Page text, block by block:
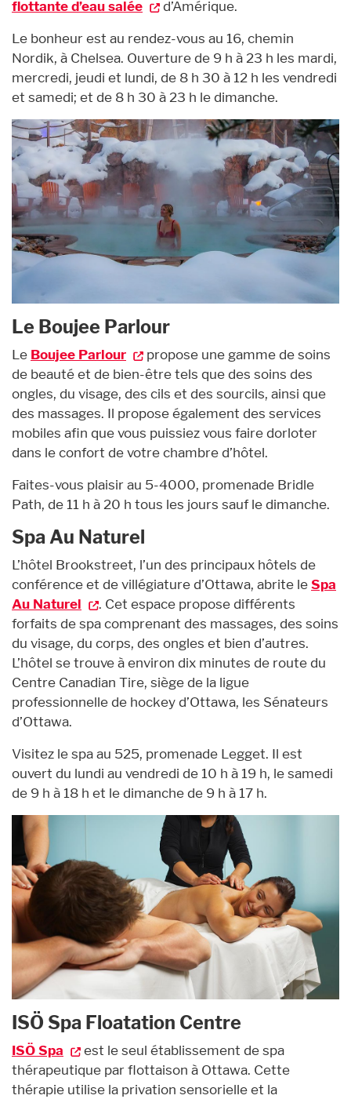
flottante d’eau salée
d’Amérique.
Le bonheur est au rendez-vous au 16, chemin
Nordik, à Chelsea. Ouverture de 9 h à 23 h les mardi,
mercredi, jeudi et lundi, de 8 h 30 à 12 h les vendredi
et samedi; et de 8 h 30 à 23 h le dimanche.
Le Boujee Parlour
Le Boujee Parlour
propose une gamme de soins
de beauté et de bien-être tels que des soins des
ongles, du visage, des cils et des sourcils, ainsi que
des massages. Il propose également des services
mobiles afin que vous puissiez vous faire dorloter
dans le confort de votre chambre d’hôtel.
Faites-vous plaisir au 5-4000, promenade Bridle
Path, de 11 h à 20 h tous les jours sauf le dimanche.
Spa Au Naturel
L’hôtel Brookstreet, l’un des principaux hôtels de
conférence et de villégiature d’Ottawa, abrite leSpa
Au Naturel
. Cet espace propose différents
forfaits de spa comprenant des massages, des soins
du visage, du corps, des ongles et bien d’autres.
L’hôtel se trouve à environ dix minutes de route du
Centre Canadian Tire, siège de la ligue
professionnelle de hockey d’Ottawa, les Sénateurs
d’Ottawa.
Visitez le spa au 525, promenade Legget. Il est
ouvert du lundi au vendredi de 10 h à 19 h, le samedi
de 9 h à 18 h et le dimanche de 9 h à 17 h.
ISÖ Spa Floatation Centre
ISÖ Spa
est le seul établissement de spa
thérapeutique par flottaison à Ottawa. Cette
thérapie utilise la privation sensorielle et la